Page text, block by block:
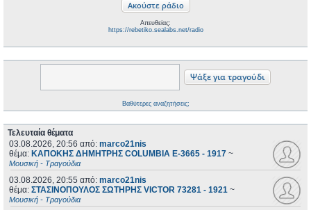
Απευθείας:
https://rebetiko.sealabs.net/radio
Βαθύτερες αναζητήσεις;
Τελευταία θέματα
03.08.2026, 20:56 από: marco21nis
θέμα: ΚΑΠΟΚΗΣ ΔΗΜΗΤΡΗΣ COLUMBIA E-3665 - 1917 ~
Μουσική - Τραγούδια
03.08.2026, 20:55 από: marco21nis
θέμα: ΣΤΑΣΙΝΟΠΟΥΛΟΣ ΣΩΤΗΡΗΣ VICTOR 73281 - 1921 ~
Μουσική - Τραγούδια